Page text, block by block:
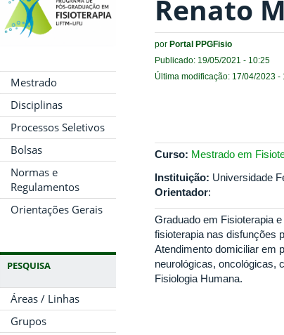
Mestrado
Disciplinas
Processos Seletivos
Bolsas
Normas e
Regulamentos
Orientações Gerais
PESQUISA
Áreas / Linhas
Grupos
Renato
por Portal PPGFisio
Publicado: 19/05/2021 - 10:25
Última modificação: 17/04/2023 -
Curso: Mestrado em
Instituição: Universidade
Orientador:
Graduado em Fisioterapia
fisioterapia nas disfunções
Atendimento domiciliar em
neurológicas, oncológicas,
Fisiologia Humana.